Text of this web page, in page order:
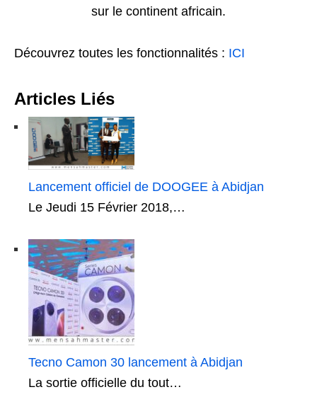
sur le continent africain.
Découvrez toutes les fonctionnalités : ICI
Articles Liés
Lancement officiel de DOOGEE à Abidjan
Le Jeudi 15 Février 2018,…
Tecno Camon 30 lancement à Abidjan
La sortie officielle du tout…